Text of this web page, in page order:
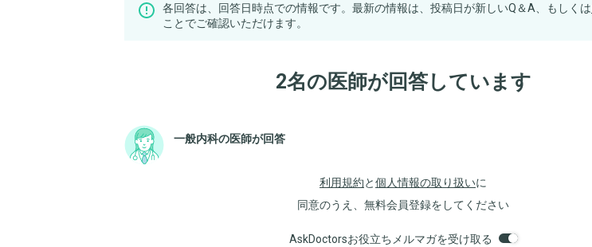
各回答は、回答日時点での情報です。最新の情報は、投稿日が新しいQ＆A、もしくは
ことでご確認いただけます。
2名の医師が回答しています
一般内科の医師が回答
利用規約と個人情報の取り扱いに
同意のうえ、無料会員登録をしてください
AskDoctorsお役立ちメルマガを受け取る